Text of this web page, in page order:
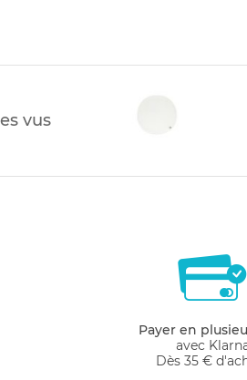
vus
Payer en
avec
Dès 35 €